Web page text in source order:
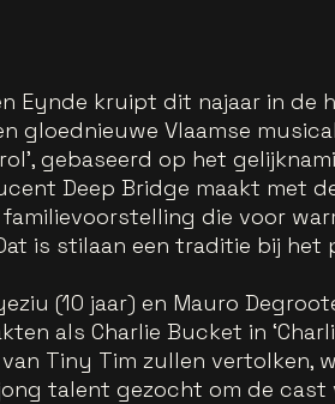
Eynde kruipt dit najaar in de
gloednieuwe Vlaamse
gebaseerd op het
Deep Bridge maakt met
die voor
is stilaan een traditie bij
(10 jaar) en Mauro
als Charlie Bucket in
Tiny Tim zullen vertolken,
talent gezocht om de cast